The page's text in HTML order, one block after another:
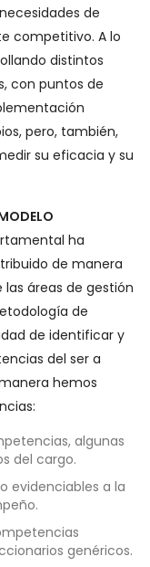
de
competitivo. A lo
distintos
con puntos de
pero, también,
su eficacia y su
ha
de manera
áreas de gestión
de
de identificar y
del ser a
hemos
algunas
del cargo.
evidenciables a la
genéricos.